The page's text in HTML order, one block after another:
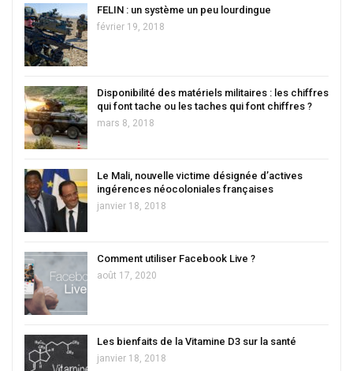
FELIN : un système un peu lourdingue
février 19, 2018
Disponibilité des matériels militaires : les chiffres
qui font tache ou les taches qui font chiffres ?
mars 8, 2018
Le Mali, nouvelle victime désignée d’actives
ingérences néocoloniales françaises
janvier 18, 2018
Comment utiliser Facebook Live ?
août 17, 2020
Les bienfaits de la Vitamine D3 sur la santé
janvier 18, 2018